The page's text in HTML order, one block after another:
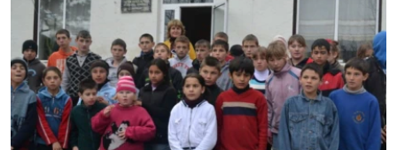
ВАРЗИШ
ОЗОДӢ ОНЛАЙН
ВИДЕО
НИГОРИСТОН
ГУЗОРИШҲОИ РАДИОӢ
РӮЙХАТҲО
КИТОБҲОИ ОЗОДӢ
Русский
ПАЙГИРӢ КУНЕД